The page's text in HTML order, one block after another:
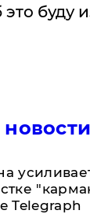
буду
Telegraph